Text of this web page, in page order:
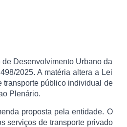
Desenvolvimento Urbano da
2025. A matéria altera a Lei
transporte público individual de
Plenário.
proposta pela entidade. O
serviços de transporte privado